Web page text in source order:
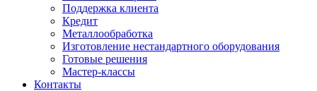
Поддержка клиента
Кредит
Металлообработка
Изготовление нестандартного оборудования
Готовые решения
Мастер-классы
Контакты